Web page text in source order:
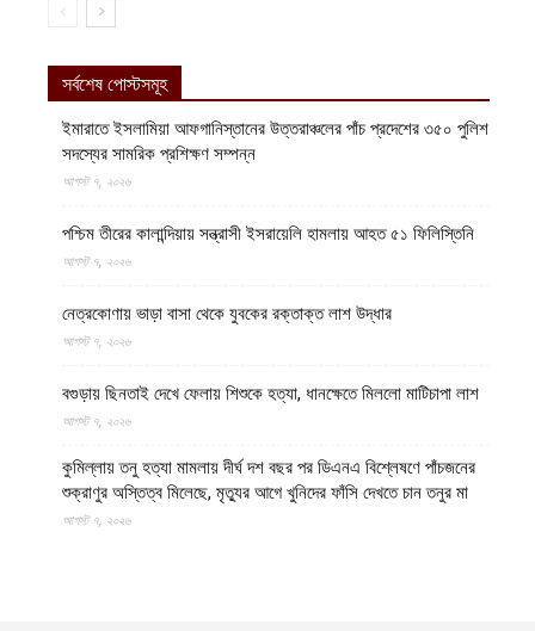
সর্বশেষ পোস্টসমূহ
ইমারাতে ইসলামিয়া আফগানিস্তানের উত্তরাঞ্চলের পাঁচ প্রদেশের ৩৫০ পুলিশ
সদস্যের সামরিক প্রশিক্ষণ সম্পন্ন
আগস্ট ৭, ২০২৬
পশ্চিম তীরের কালান্দিয়ায় সন্ত্রাসী ইসরায়েলি হামলায় আহত ৫১ ফিলিস্তিনি
আগস্ট ৭, ২০২৬
নেত্রকোণায় ভাড়া বাসা থেকে যুবকের রক্তাক্ত লাশ উদ্ধার
আগস্ট ৭, ২০২৬
বগুড়ায় ছিনতাই দেখে ফেলায় শিশুকে হত্যা, ধানক্ষেতে মিললো মাটিচাপা লাশ
আগস্ট ৭, ২০২৬
কুমিল্লায় তনু হত্যা মামলায় দীর্ঘ দশ বছর পর ডিএনএ বিশ্লেষণে পাঁচজনের
শুক্রাণুর অস্তিত্ব মিলেছে, মৃত্যুর আগে খুনিদের ফাঁসি দেখতে চান তনুর মা
আগস্ট ৭, ২০২৬